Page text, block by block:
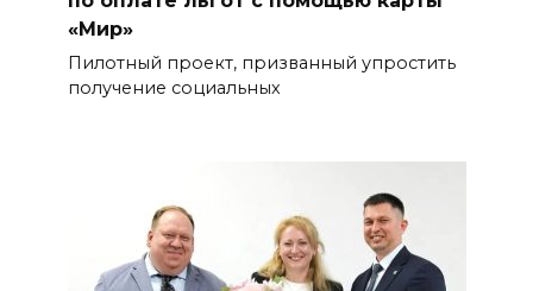
«Мир»
Пилотный проект, призванный упростить
получение социальных